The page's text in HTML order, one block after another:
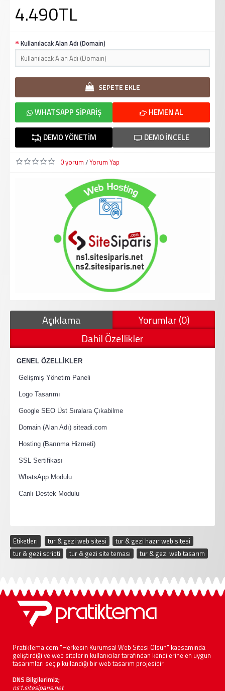
4.490TL
Kullanılacak Alan Adı (Domain)
SEPETE EKLE
HEMEN AL
WHATSAPP SIPARIŞ
DEMO İNCELE
DEMO YÖNETIM
0 yorum /Yorum Yap
Açıklama
Yorumlar (0)
Dahil Özellikler
GENEL ÖZELLİKLER
Gelişmiş Yönetim Paneli
Logo Tasarımı
Google SEO Üst Sıralara Çıkabilme
Domain (Alan Adı) siteadi.com
Hosting (Barınma Hizmeti)
SSL Sertifikası
WhatsApp Modulu
Canlı Destek Modulu
Etiketler: tur & gezi web sitesi tur & gezi hazır web sitesi
tur & gezi scripti
tur & gezi site teması tur & gezi web tasarım
PratikTema.com "Herkesin Kurumsal Web Sitesi Olsun" kapsamında
geliştirdiği ve web sitelerin kullanıcılar tarafından kendilerine en uygun
tasarımları seçip kullandığı bir web tasarım projesidir.
DNS Bilgilerimiz;
ns1.sitesiparis.net